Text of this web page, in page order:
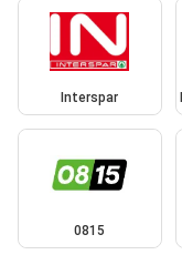
Interspar
0815